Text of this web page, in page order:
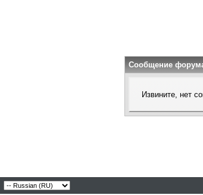
Сообщение
Извините, нет